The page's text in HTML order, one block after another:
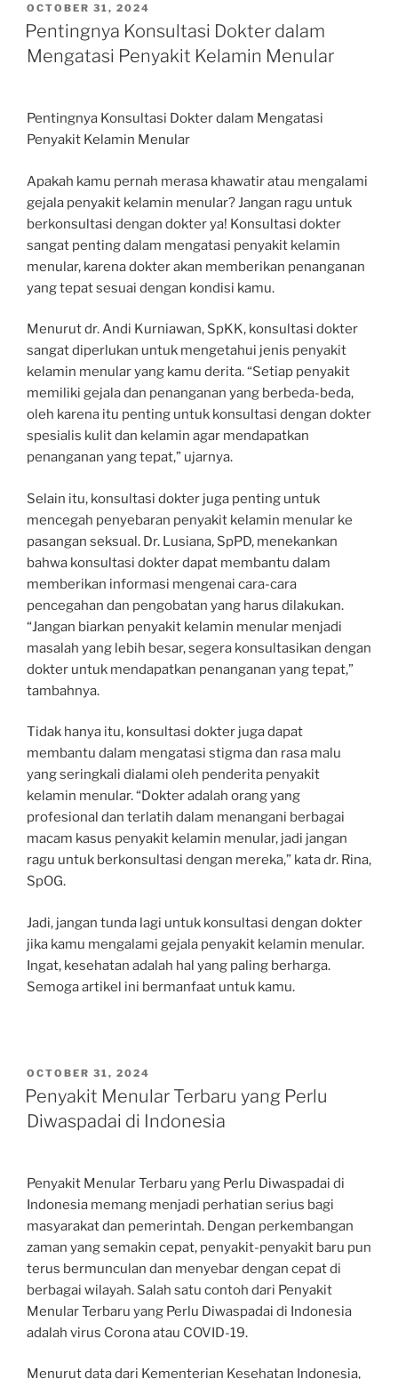
POSTED
ON
OCTOBER 31, 2024
Pentingnya Konsultasi Dokter dalam
Mengatasi Penyakit Kelamin Menular
Pentingnya Konsultasi Dokter dalam Mengatasi
Penyakit Kelamin Menular
Apakah kamu pernah merasa khawatir atau mengalami
gejala penyakit kelamin menular? Jangan ragu untuk
berkonsultasi dengan dokter ya! Konsultasi dokter
sangat penting dalam mengatasi penyakit kelamin
menular, karena dokter akan memberikan penanganan
yang tepat sesuai dengan kondisi kamu.
Menurut dr. Andi Kurniawan, SpKK, konsultasi dokter
sangat diperlukan untuk mengetahui jenis penyakit
kelamin menular yang kamu derita. “Setiap penyakit
memiliki gejala dan penanganan yang berbeda-beda,
oleh karena itu penting untuk konsultasi dengan dokter
spesialis kulit dan kelamin agar mendapatkan
penanganan yang tepat,” ujarnya.
Selain itu, konsultasi dokter juga penting untuk
mencegah penyebaran penyakit kelamin menular ke
pasangan seksual. Dr. Lusiana, SpPD, menekankan
bahwa konsultasi dokter dapat membantu dalam
memberikan informasi mengenai cara-cara
pencegahan dan pengobatan yang harus dilakukan.
“Jangan biarkan penyakit kelamin menular menjadi
masalah yang lebih besar, segera konsultasikan dengan
dokter untuk mendapatkan penanganan yang tepat,”
tambahnya.
Tidak hanya itu, konsultasi dokter juga dapat
membantu dalam mengatasi stigma dan rasa malu
yang seringkali dialami oleh penderita penyakit
kelamin menular. “Dokter adalah orang yang
profesional dan terlatih dalam menangani berbagai
macam kasus penyakit kelamin menular, jadi jangan
ragu untuk berkonsultasi dengan mereka,” kata dr. Rina,
SpOG.
Jadi, jangan tunda lagi untuk konsultasi dengan dokter
jika kamu mengalami gejala penyakit kelamin menular.
Ingat, kesehatan adalah hal yang paling berharga.
Semoga artikel ini bermanfaat untuk kamu.
POSTED
ON
OCTOBER 31, 2024
Penyakit Menular Terbaru yang Perlu
Diwaspadai di Indonesia
Penyakit Menular Terbaru yang Perlu Diwaspadai di
Indonesia memang menjadi perhatian serius bagi
masyarakat dan pemerintah. Dengan perkembangan
zaman yang semakin cepat, penyakit-penyakit baru pun
terus bermunculan dan menyebar dengan cepat di
berbagai wilayah. Salah satu contoh dari Penyakit
Menular Terbaru yang Perlu Diwaspadai di Indonesia
adalah virus Corona atau COVID-19.
Menurut data dari Kementerian Kesehatan Indonesia,